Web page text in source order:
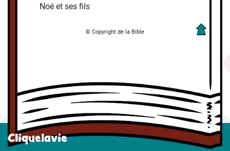
Noé et ses fils
© Copyright de la Bible
Cliquelavie